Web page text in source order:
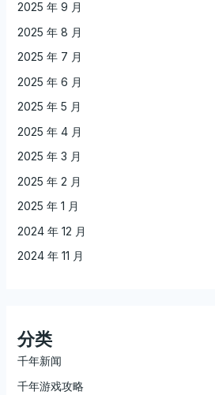
2025 年 9 月
2025 年 8 月
2025 年 7 月
2025 年 6 月
2025 年 5 月
2025 年 4 月
2025 年 3 月
2025 年 2 月
2025 年 1 月
2024 年 12 月
2024 年 11 月
分类
千年新闻
千年游戏攻略